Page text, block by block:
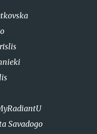
Savadogo